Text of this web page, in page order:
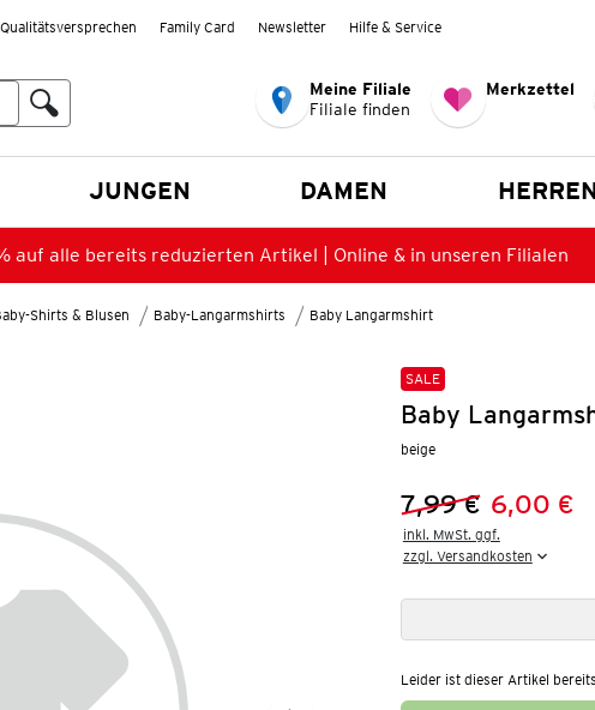
Qualitätsversprechen Family Card Newsletter Hilfe & Service
Meine Filiale
Filiale finden
Merkzettel
JUNGEN DAMEN
auf alle bereits reduzierten Artikel | Online & in unseren Filialen
Shirts & Blusen Baby-Langarmshirts Baby Langarmshirt
SALE
Baby
beige
Vorheriger Preis:
7,99 €
Neuer Preis:
6,00 €
inkl. MwSt. ggf.
zzgl. Versandkosten
Leider ist dieser Artikel